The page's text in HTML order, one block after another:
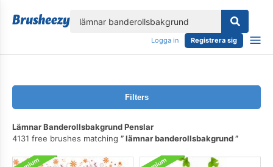
Logga in Registrera sig
Filters
Lämnar Banderollsbakgrund Penslar
4131 free brushes matching
lämnar banderollsbakgrund